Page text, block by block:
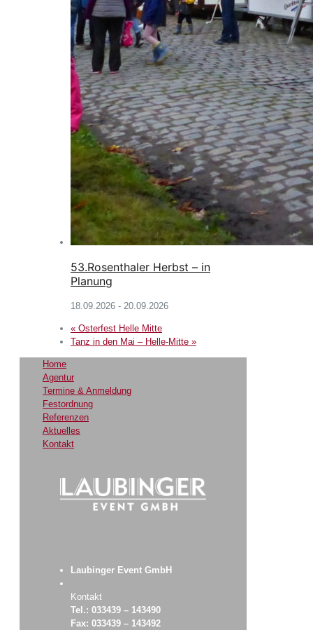
53.Rosenthaler Herbst – in
Planung
18.09.2026 - 20.09.2026
« Osterfest Helle Mitte
Tanz in den Mai – Helle-Mitte »
Home
Agentur
Termine & Anmeldung
Festordnung
Referenzen
Aktuelles
Kontakt
Laubinger Event GmbH
Kontakt
Tel.: 033439 – 143490
Fax: 033439 – 143492